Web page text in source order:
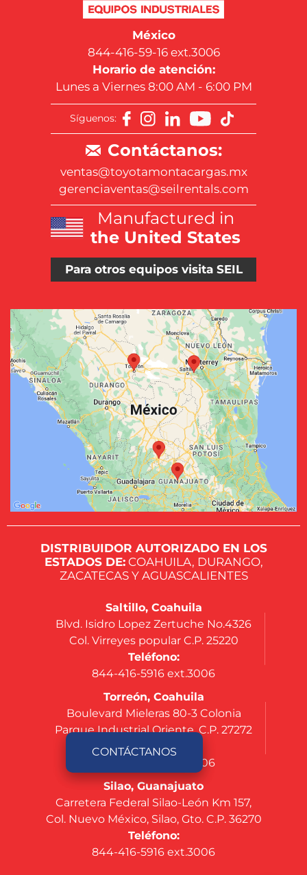
México
844-416-59-16 ext.3006
Horario de atención:
Lunes a Viernes 8:00 AM - 6:00 PM
Síguenos:
Contáctanos:
ventas@toyotamontacargas.mx
gerenciaventas@seilrentals.com
Manufactured in
the United States
Para otros equipos visita SEIL
DISTRIBUIDOR AUTORIZADO EN LOS
ESTADOS DE:COAHUILA, DURANGO,
ZACATECAS Y AGUASCALIENTES
Saltillo, Coahuila
Blvd. Isidro Lopez Zertuche No.4326
Col. Virreyes popular C.P. 25220
Teléfono:
844-416-5916 ext.3006
Torreón, Coahuila
Boulevard Mieleras 80-3 Colonia
Parque Industrial Oriente, C.P. 27272
Teléfono:
844-416-5916 ext.3006
Silao, Guanajuato
Carretera Federal Silao-León Km 157,
Col. Nuevo México, Silao, Gto. C.P. 36270
Teléfono:
844-416-5916 ext.3006
CONTÁCTANOS